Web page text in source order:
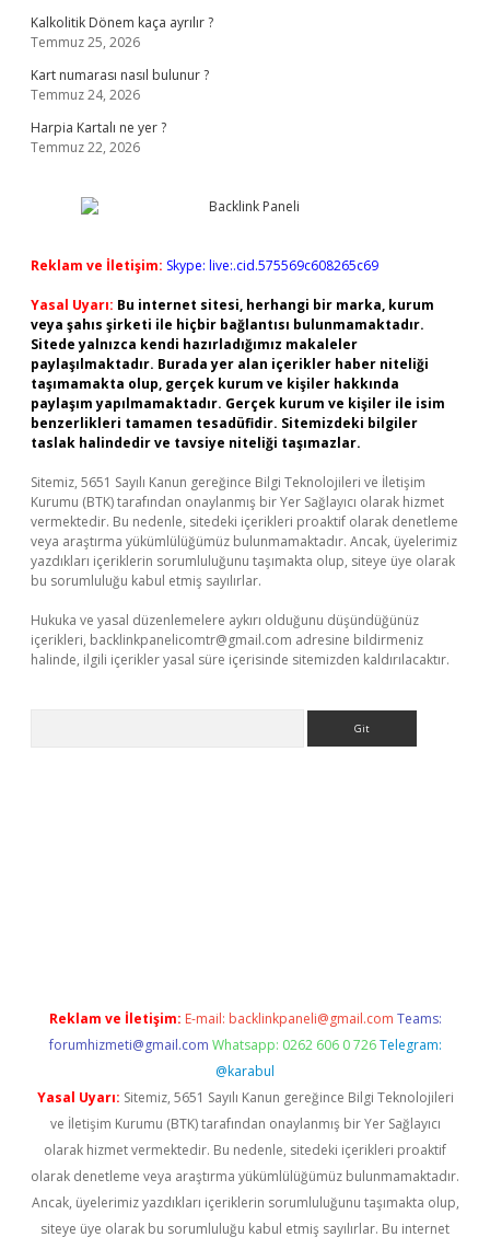
Kalkolitik Dönem kaça ayrılır ?
Temmuz 25, 2026
Kart numarası nasıl bulunur ?
Temmuz 24, 2026
Harpia Kartalı ne yer ?
Temmuz 22, 2026
Reklam ve İletişim: Skype: live:.cid.575569c608265c69
Yasal Uyarı: Bu internet sitesi, herhangi bir marka, kurum
veya şahıs şirketi ile hiçbir bağlantısı bulunmamaktadır.
Sitede yalnızca kendi hazırladığımız makaleler
paylaşılmaktadır. Burada yer alan içerikler haber niteliği
taşımamakta olup, gerçek kurum ve kişiler hakkında
paylaşım yapılmamaktadır. Gerçek kurum ve kişiler ile isim
benzerlikleri tamamen tesadüfidir. Sitemizdeki bilgiler
taslak halindedir ve tavsiye niteliği taşımazlar.
Sitemiz, 5651 Sayılı Kanun gereğince Bilgi Teknolojileri ve İletişim
Kurumu (BTK) tarafından onaylanmış bir Yer Sağlayıcı olarak hizmet
vermektedir. Bu nedenle, sitedeki içerikleri proaktif olarak denetleme
veya araştırma yükümlülüğümüz bulunmamaktadır. Ancak, üyelerimiz
yazdıkları içeriklerin sorumluluğunu taşımakta olup, siteye üye olarak
bu sorumluluğu kabul etmiş sayılırlar.
Hukuka ve yasal düzenlemelere aykırı olduğunu düşündüğünüz
içerikleri, backlinkpanelicomtr@gmail.com adresine bildirmeniz
halinde, ilgili içerikler yasal süre içerisinde sitemizden kaldırılacaktır.
Reklam ve İletişim: E-mail: backlinkpaneli@gmail.com Teams:
forumhizmeti@gmail.com Whatsapp: 0262 606 0 726 Telegram:
@karabul
Yasal Uyarı: Sitemiz, 5651 Sayılı Kanun gereğince Bilgi Teknolojileri
ve İletişim Kurumu (BTK) tarafından onaylanmış bir Yer Sağlayıcı
olarak hizmet vermektedir. Bu nedenle, sitedeki içerikleri proaktif
olarak denetleme veya araştırma yükümlülüğümüz bulunmamaktadır.
Ancak, üyelerimiz yazdıkları içeriklerin sorumluluğunu taşımakta olup,
siteye üye olarak bu sorumluluğu kabul etmiş sayılırlar. Bu internet